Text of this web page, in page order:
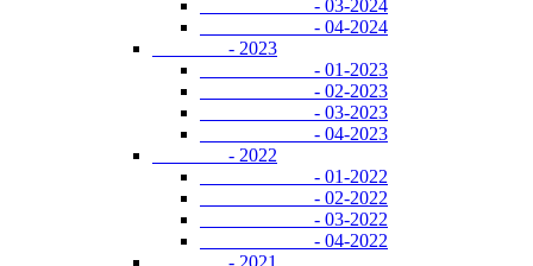
- 03-2024
- 04-2024
- 2023
- 01-2023
- 02-2023
- 03-2023
- 04-2023
- 2022
- 01-2022
- 02-2022
- 03-2022
- 04-2022
- 2021